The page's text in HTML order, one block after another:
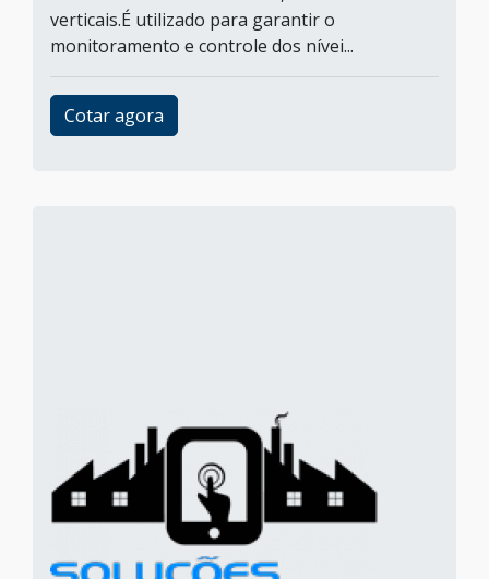
verticais.É utilizado para garantir o
monitoramento e controle dos nívei...
Cotar agora